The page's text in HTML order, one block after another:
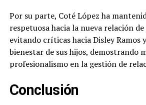
Por su parte, Coté López ha
respetuosa hacia la nueva relación de
evitando críticas hacia Disley Ramos
bienestar de sus hijos, demostrando
profesionalismo en la gestión de
Conclusión